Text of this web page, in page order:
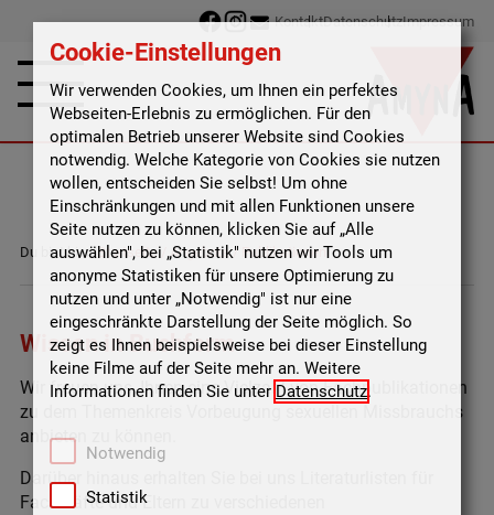
KontaktDatenschutzImpressum
Du bist hier: Startseite/Angebote/ Publikationen
Wissen in Buchform
Wir freuen uns, Ihnen eine Vielzahl von Fachpublikationen
zu dem Themenkreis Vorbeugung sexuellen Missbrauchs
anbieten zu können.
Darüber hinaus erhalten Sie bei uns Literaturlisten für
Fachkräfte und Eltern zu verschiedenen
Cookie-Einstellungen
Wir verwenden Cookies, um Ihnen ein perfektes
Webseiten-Erlebnis zu ermöglichen. Für den
optimalen Betrieb unserer Website sind Cookies
notwendig. Welche Kategorie von Cookies sie nutzen
wollen, entscheiden Sie selbst! Um ohne
Einschränkungen und mit allen Funktionen unsere
Seite nutzen zu können, klicken Sie auf „Alle
auswählen", bei „Statistik" nutzen wir Tools um
anonyme Statistiken für unsere Optimierung zu
nutzen und unter „Notwendig" ist nur eine
eingeschränkte Darstellung der Seite möglich. So
zeigt es Ihnen beispielsweise bei dieser Einstellung
keine Filme auf der Seite mehr an. Weitere
Informationen finden Sie unter Datenschutz.
Notwendig
Statistik